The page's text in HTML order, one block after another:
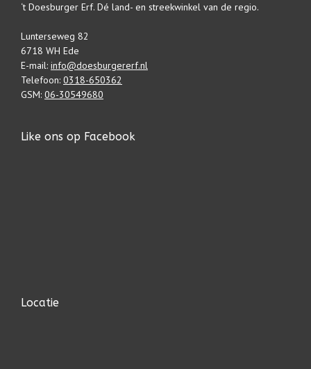
‘t Doesburger Erf. Dé land- en streekwinkel van de regio.
Lunterseweg 82
6718 WH Ede
E-mail: info@doesburgererf.nl
Telefoon: 0318-650362
GSM: 06-30549680
Like ons op Facebook
Locatie